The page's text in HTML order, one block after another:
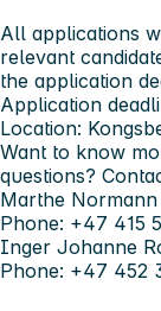
All applications
relevant
the application
Application
Location:
Want to know
questions?
Marthe
Phone: +47 415
Inger Johanne
Phone: +47 452